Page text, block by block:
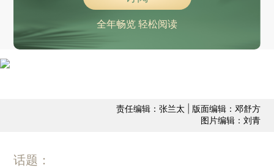
全年畅览 轻松阅读
责任编辑：张兰太 | 版面编辑：邓舒方
图片编辑：刘青
话题：